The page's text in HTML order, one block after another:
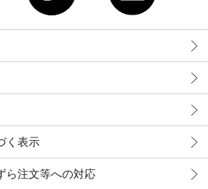
く表示
ら注文等への対応